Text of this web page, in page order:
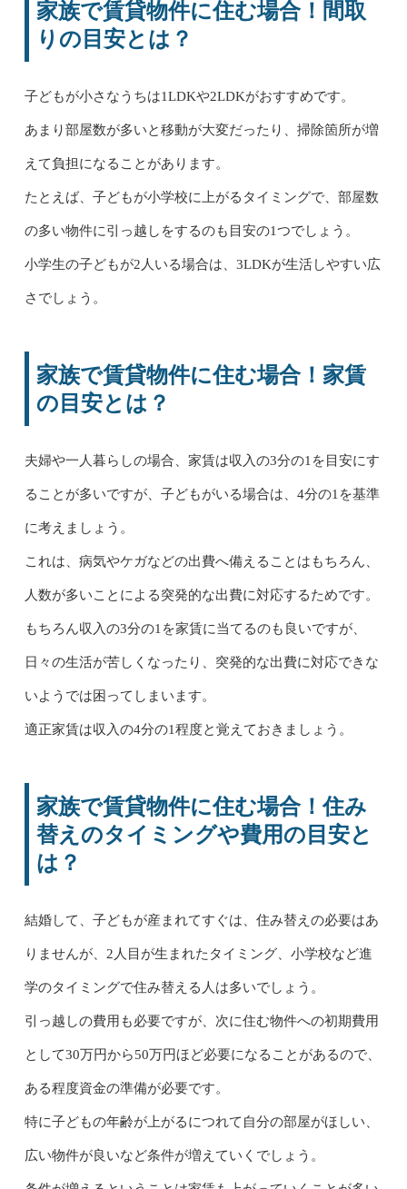
家族で賃貸物件に住む場合！間取
りの目安とは？
子どもが小さなうちは1LDKや2LDKがおすすめです。
あまり部屋数が多いと移動が大変だったり、掃除箇所が増
えて負担になることがあります。
たとえば、子どもが小学校に上がるタイミングで、部屋数
の多い物件に引っ越しをするのも目安の1つでしょう。
小学生の子どもが2人いる場合は、3LDKが生活しやすい広
さでしょう。
家族で賃貸物件に住む場合！家賃
の目安とは？
夫婦や一人暮らしの場合、家賃は収入の3分の1を目安にす
ることが多いですが、子どもがいる場合は、4分の1を基準
に考えましょう。
これは、病気やケガなどの出費へ備えることはもちろん、
人数が多いことによる突発的な出費に対応するためです。
もちろん収入の3分の1を家賃に当てるのも良いですが、
日々の生活が苦しくなったり、突発的な出費に対応できな
いようでは困ってしまいます。
適正家賃は収入の4分の1程度と覚えておきましょう。
家族で賃貸物件に住む場合！住み
替えのタイミングや費用の目安と
は？
結婚して、子どもが産まれてすぐは、住み替えの必要はあ
りませんが、2人目が生まれたタイミング、小学校など進
学のタイミングで住み替える人は多いでしょう。
引っ越しの費用も必要ですが、次に住む物件への初期費用
として30万円から50万円ほど必要になることがあるので、
ある程度資金の準備が必要です。
特に子どもの年齢が上がるにつれて自分の部屋がほしい、
広い物件が良いなど条件が増えていくでしょう。